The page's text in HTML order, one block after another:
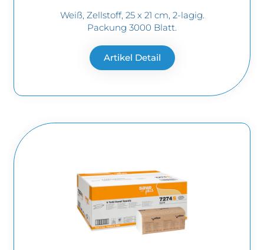
Weiß, Zellstoff, 25 x 21 cm, 2-lagig.
Packung 3000 Blatt.
Artikel Detail